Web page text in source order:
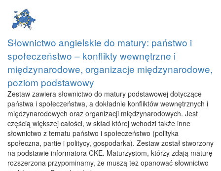
Słownictwo angielskie do matury: państwo i
społeczeństwo – konflikty wewnętrzne i
międzynarodowe, organizacje międzynarodowe,
poziom podstawowy
Zestaw zawiera słownictwo do matury podstawowej dotyczące
państwa i społeczeństwa, a dokładnie konfliktów wewnętrznych i
międzynarodowych oraz organizacji międzynarodowych. Jest
częścią większej całości, w skład której wchodzi także inne
słownictwo z tematu państwo i społeczeństwo (polityka
społeczna, partie i politycy, gospodarka). Zestaw został stworzony
na podstawie informatora CKE. Maturzystom, którzy zdają maturę
rozszerzona przypominamy, że muszą też opanować słownictwo